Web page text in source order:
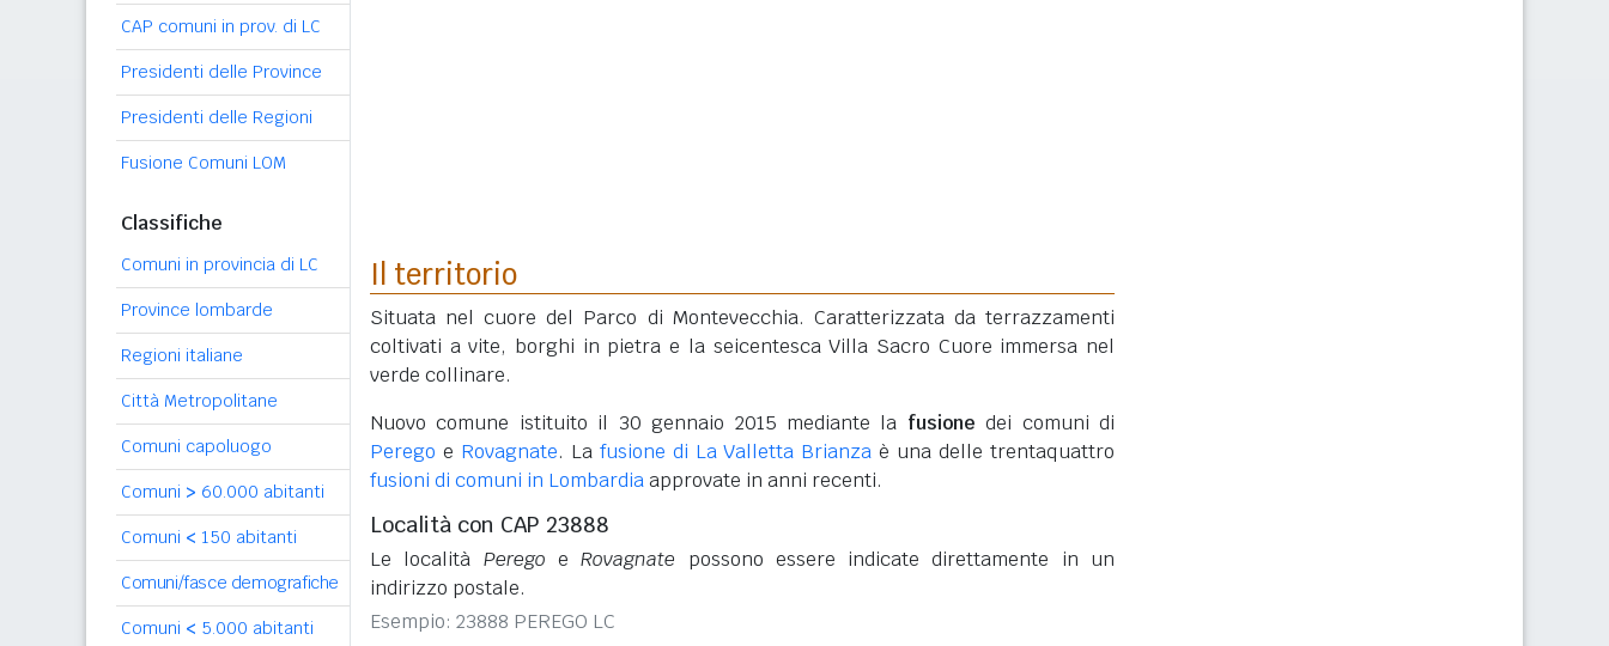
CAP comuni in prov. di LC
Presidenti delle Province
Presidenti delle Regioni
Fusione Comuni LOM
Classifiche
Comuni in provincia di LC
Province lombarde
Regioni italiane
Città Metropolitane
Comuni capoluogo
Comuni > 60.000 abitanti
Comuni < 150 abitanti
Comuni/fasce demografiche
Comuni < 5.000 abitanti
Il territorio
Situata nel cuore del Parco di Montevecchia. Caratterizzata da terrazzamenti
coltivati a vite, borghi in pietra e la seicentesca Villa Sacro Cuore immersa nel
verde collinare.
Nuovo comune istituito il 30 gennaio 2015 mediante la fusione dei comuni di
Perego e Rovagnate. La fusione di La Valletta Brianza è una delle trentaquattro
fusioni di comuni in Lombardiaapprovate in anni recenti.
Località con CAP 23888
Le località Perego eRovagnate possono essere indicate direttamente in un
indirizzo postale.
Esempio: 23888 PEREGO LC